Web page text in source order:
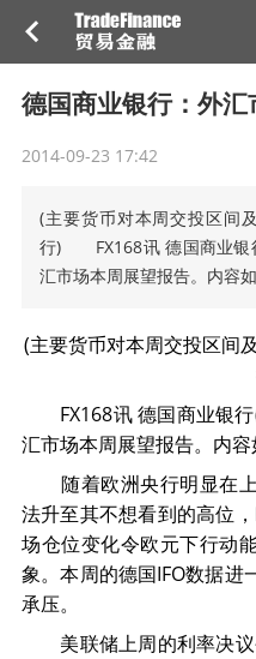
德国商业银行：外
2014-09-23 17:42
(主要货币对本周交投区间
行) FX168讯 德国商业银
汇市场本周展望报告。内
(主要货币对本周交投区间
FX168讯 德国商业银行
汇市场本周展望报告。内容
随着欧洲央行明显在上
法升至其不想看到的高位
场仓位变化令欧元下行动
象。本周的德国IFO数据进
承压。
美联储上周的利率决议
热
点
目
贸金微
贸金书店
福费廷二级市场
贸金投融
（投融
消息
我的
贸金书城